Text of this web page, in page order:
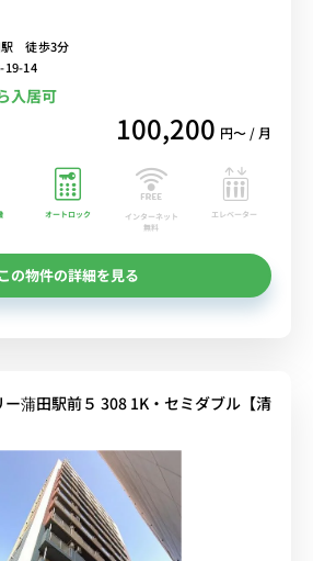
歩圏内で多数の路線の利用が可能/東京・横
しでアクセス■選べるWi-Fi格安レンタル
徒歩3分
19-14
入居可
100,200 円〜 / 月
オートロック
インターネット
無料
エレベーター
この物件の詳細を見る
蒲田駅前５ 308 1K・セミダブル【清